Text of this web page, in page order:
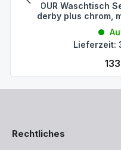
VIGOUR Waschtisch
derby plus chrom,
Lieferzeit:
Rechtliches